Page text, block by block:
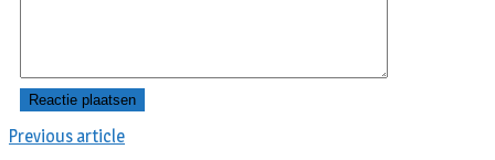
Previous article